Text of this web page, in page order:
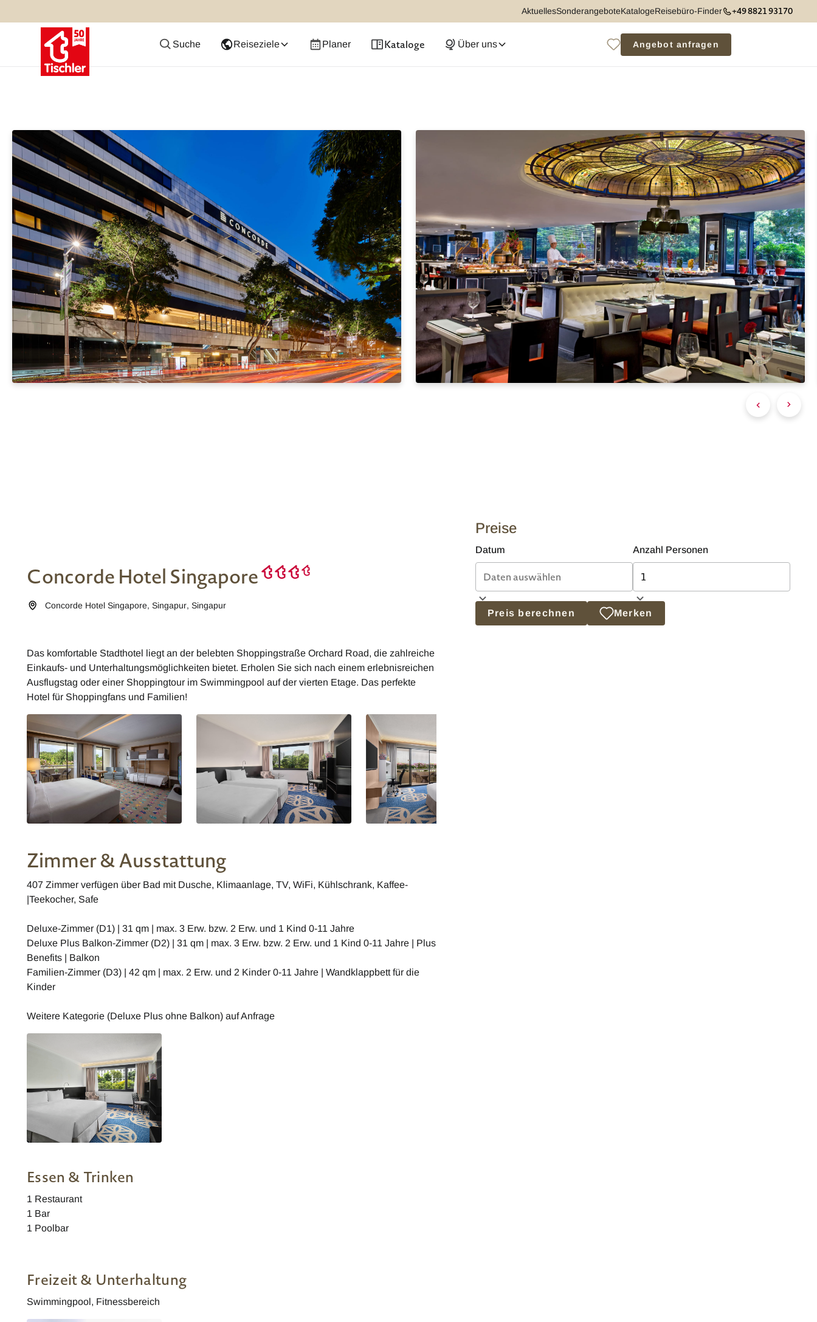
AktuellesSonderangeboteKatalogeReisebüro-Finder +49 8821 93170
Suche Reiseziele Planer Kataloge Über uns Angebot anfragen
Concorde Hotel Singapore
Concorde Hotel Singapore,Singapur,Singapur
Das komfortable Stadthotel liegt an der belebten Shoppingstraße Orchard Road, die zahlreiche
Einkaufs- und Unterhaltungsmöglichkeiten bietet. Erholen Sie sich nach einem erlebnisreichen
Ausflugstag oder einer Shoppingtour im Swimmingpool auf der vierten Etage. Das perfekte
Hotel für Shoppingfans und Familien!
Zimmer & Ausstattung
407 Zimmer verfügen über Bad mit Dusche, Klimaanlage, TV, WiFi, Kühlschrank, Kaffee-
|Teekocher, Safe
Deluxe-Zimmer (D1) | 31 qm | max. 3 Erw. bzw. 2 Erw. und 1 Kind 0-11 Jahre
Deluxe Plus Balkon-Zimmer (D2) | 31 qm | max. 3 Erw. bzw. 2 Erw. und 1 Kind 0-11 Jahre | Plus
Benefits | Balkon
Familien-Zimmer (D3) | 42 qm | max. 2 Erw. und 2 Kinder 0-11 Jahre | Wandklappbett für die
Kinder
Weitere Kategorie (Deluxe Plus ohne Balkon) auf Anfrage
Essen & Trinken
1 Restaurant
1 Bar
1 Poolbar
Freizeit & Unterhaltung
Swimmingpool, Fitnessbereich
Preise
Datum Anzahl Personen
Preis berechnen Merken